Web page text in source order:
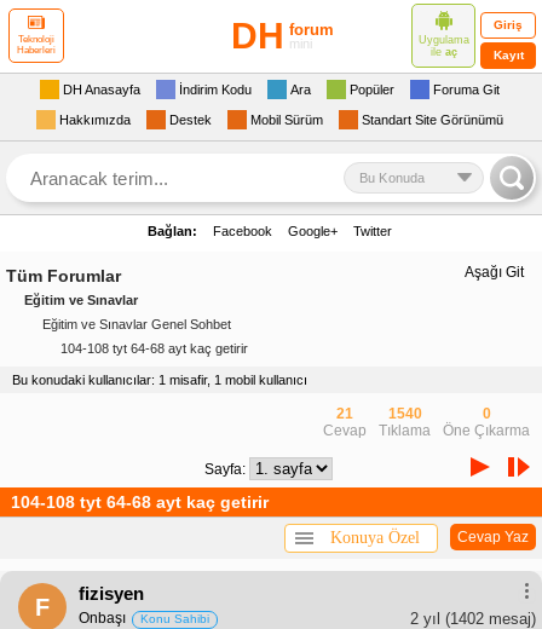
Teknoloji
Haberleri
DH forum
mini
Uygulama
ile aç
Giriş
Kayıt
DH Anasayfa İndirim Kodu Ara Popüler Foruma Git
Hakkımızda Destek Mobil Sürüm Standart Site Görünümü
Bu Konuda
Bağlan: Facebook Google+ Twitter
Aşağı Git
Tüm Forumlar
Eğitim ve Sınavlar
Eğitim ve Sınavlar Genel Sohbet
104-108 tyt 64-68 ayt kaç getirir
Bu konudaki kullanıcılar: 1 misafir, 1 mobil kullanıcı
21
Cevap
1540
Tıklama
0
Öne Çıkarma
Sayfa:
104-108 tyt 64-68 ayt kaç getirir
Cevap Yaz
Konuya Özel
F
fizisyen
2 yıl (1402 mesaj)
Onbaşı Konu Sahibi